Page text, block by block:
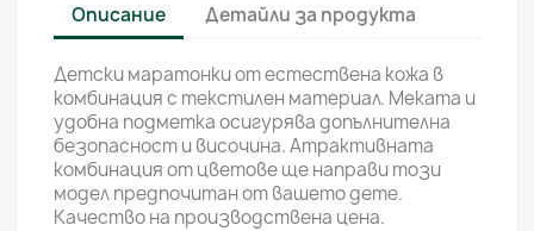
Описание Детайли за продукта
Детски маратонки от естествена кожа в
комбинация с текстилен материал. Меката и
удобна подметка осигурява допълнителна
безопасност и височина. Атрактивната
комбинация от цветове ще направи този
модел предпочитан от вашето дете.
Качество на производствена цена.